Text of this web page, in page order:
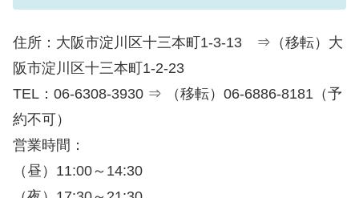
住所：大阪市淀川区十三本町1-3-13 ⇒（移転）大
阪市淀川区十三本町1-2-23
TEL：06-6308-3930 ⇒ （移転）06-6886-8181（予
約不可）
営業時間：
（昼）11:00～14:30